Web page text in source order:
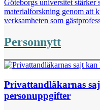
Göteborgs universitet stärker
materialforskning genom att
verksamheten som
Personnytt
Privattandläkarnas
personuppgifter